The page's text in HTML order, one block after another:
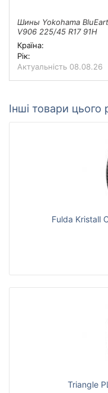
Шины Yokohama
V906 225/45 R17 91H
Країна:
Рік:
Актуальність 08.08.26
Інші товари цього
Fulda Kristall
Triangle